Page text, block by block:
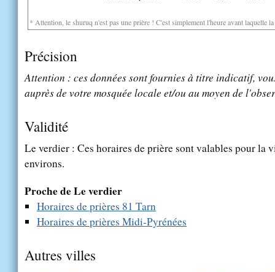
* Attention, le shuruq n'est pas une prière ! C'est simplement l'heure avant laquelle
Précision
Attention : ces données sont fournies à titre indicatif,
auprès de votre mosquée locale et/ou au moyen de
Validité
Le verdier : Ces horaires de prière sont valables pour la
environs.
Proche de Le verdier
Horaires de prières 81 Tarn
Horaires de prières Midi-Pyrénées
Autres villes